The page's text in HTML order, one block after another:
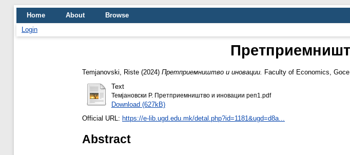
Home About
Browse
Login
Temjanovski, Riste (2024) Претприемништво и иновации.
Faculty of Economics,
Text
Темјановски Р. Претприемништво и иновации реп1.pdf
Download (627kB)
Official URL: https://e-lib.ugd.edu.mk/detal.php?id=1181&ugd=d8a...
Abstract